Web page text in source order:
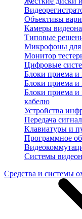
Объективы
Камеры
Типовые
Микрофоны для
Монитор
Цифровые
Блоки приема и
Блоки приема и
Блоки приема и
кабелю
Устройства
Передача
Клавиатуры и
Программное
Системы
Средства и системы